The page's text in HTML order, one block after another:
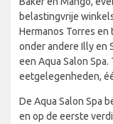
belastingvrije
Hermanos Torres en
onder andere Illy en
een Aqua Salon
eetgelegenheden,
De Aqua Salon Spa
en op de eerste